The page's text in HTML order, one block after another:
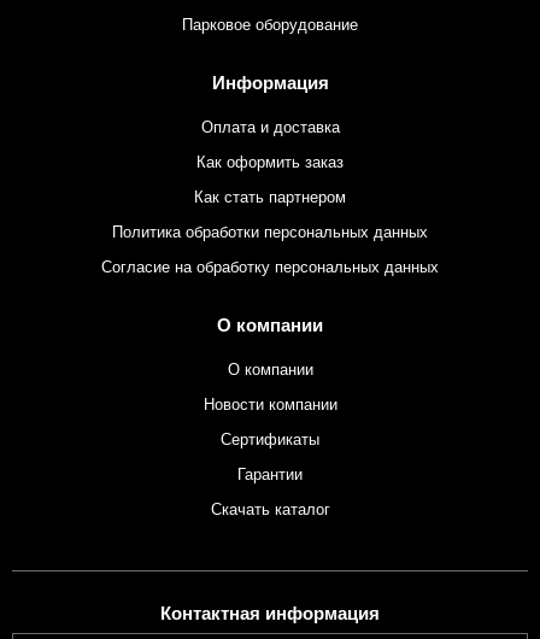
Парковое оборудование
Информация
Оплата и доставка
Как оформить заказ
Как стать партнером
Политика обработки персональных данных
Согласие на обработку персональных данных
О компании
О компании
Новости компании
Сертификаты
Гарантии
Скачать каталог
Контактная информация